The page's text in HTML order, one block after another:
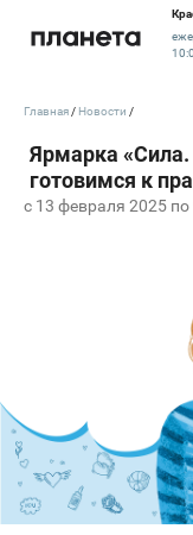
c 13 февраля 2025
Главная Новости